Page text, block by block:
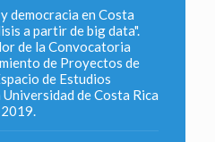
democracia en Costa
a partir de big data".
de la Convocatoria
de Proyectos de
de Estudios
Universidad de Costa Rica